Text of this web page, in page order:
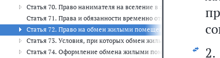
Статья 70. Право нанимателя на вселение в занимаемое им
Статья 71. Права и обязанности временно отсутствующих
Статья 72. Право на обмен жилыми помещениями,
Статья 73. Условия, при которых обмен жилыми
Статья 74. Оформление обмена жилыми помещениями между